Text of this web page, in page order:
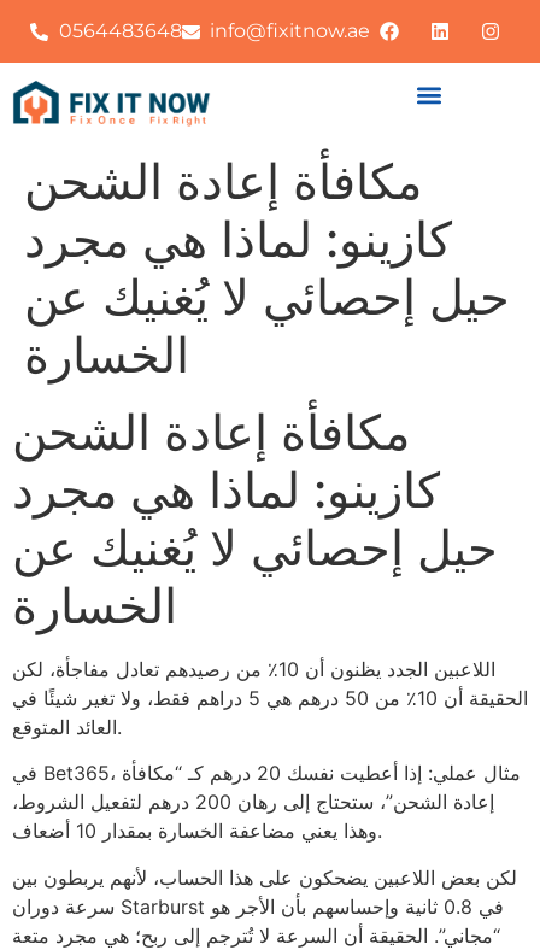
0564483648 info@fixitnow.ae
مكافأة إعادة الشحن
كازينو: لماذا هي مجرد
حيل إحصائي لا يُغنيك عن
الخسارة
مكافأة إعادة الشحن
كازينو: لماذا هي مجرد
حيل إحصائي لا يُغنيك عن
الخسارة
اللاعبين الجدد يظنون أن 10٪ من رصيدهم تعادل مفاجأة، لكن
الحقيقة أن 10٪ من 50 درهم هي 5 دراهم فقط، ولا تغير شيئًا في
العائد المتوقع.
في Bet365، مثال عملي: إذا أعطيت نفسك 20 درهم كـ “مكافأة
إعادة الشحن”، ستحتاج إلى رهان 200 درهم لتفعيل الشروط،
وهذا يعني مضاعفة الخسارة بمقدار 10 أضعاف.
لكن بعض اللاعبين يضحكون على هذا الحساب، لأنهم يربطون بين
سرعة دوران Starburst في 0.8 ثانية وإحساسهم بأن الأجر هو
“مجاني”. الحقيقة أن السرعة لا تُترجم إلى ربح؛ هي مجرد متعة